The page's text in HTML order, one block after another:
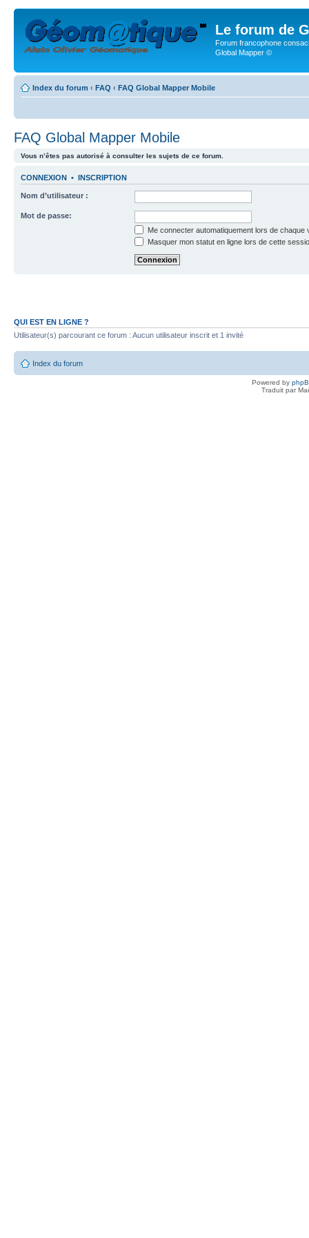
Le forum de
Forum francophone
Global Mapper ©
Index du forum ‹ FAQ ‹ FAQ Global Mapper Mobile
FAQ Global Mapper Mobile
Vous n’êtes pas autorisé à consulter les sujets de ce forum.
CONNEXION • INSCRIPTION
Nom d’utilisateur :
Mot de passe:
Me connecter automatiquement lors de chaque
Masquer mon statut en ligne lors de cette
QUI EST EN LIGNE ?
Utilisateur(s) parcourant ce forum : Aucun utilisateur inscrit et 1 invité
Index du forum
Powered by
Traduit par